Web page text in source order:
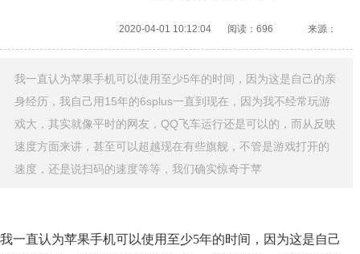
2020-04-01 10:12:04 阅读：696 来源：
我一直认为苹果手机可以使用至少5年的时间，因为这是自己的亲
身经历，我自己用15年的6splus一直到现在，因为我不经常玩游
戏大，其实就像平时的网友，QQ飞车运行还是可以的，而从反映
速度方面来讲，甚至可以超越现在有些旗舰，不管是游戏打开的
速度，还是说扫码的速度等等，我们确实惊奇于苹
我一直认为苹果手机可以使用至少5年的时间，因为这是自己